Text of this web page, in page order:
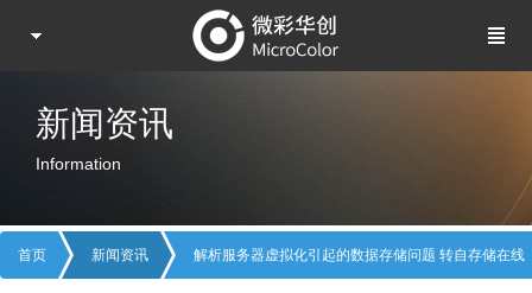
新闻资讯
Information
首页 新闻资讯 解析服务器虚拟化引起的数据存储问题 转自存储在线